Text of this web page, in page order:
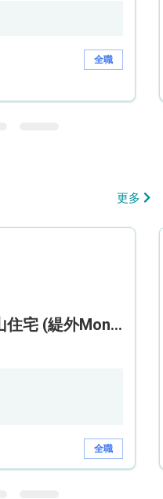
全職
更多
客戶服務主管 - 畢架山住宅 (緹外Mont Verra)
全職